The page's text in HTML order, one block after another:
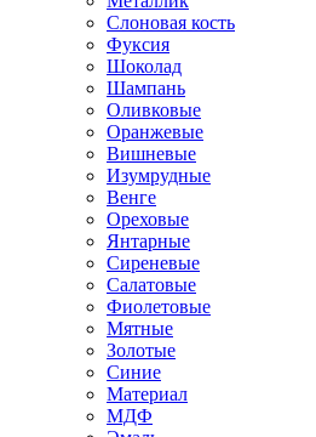
Слоновая кость
Фуксия
Шоколад
Шампань
Оливковые
Оранжевые
Вишневые
Изумрудные
Венге
Ореховые
Янтарные
Сиреневые
Салатовые
Фиолетовые
Мятные
Золотые
Синие
Материал
МДФ